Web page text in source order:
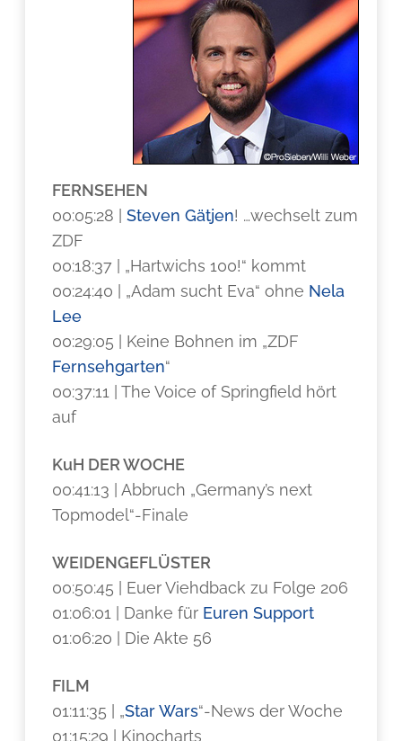
FERNSEHEN
00:05:28 |Steven Gätjen! …wechselt zum
ZDF
00:18:37 | „Hartwichs 100!“ kommt
00:24:40 | „Adam sucht Eva“ ohne Nela
Lee
00:29:05 | Keine Bohnen im „ZDF
Fernsehgarten“
00:37:11 | The Voice of Springfield hört
auf
KuH DER WOCHE
00:41:13 | Abbruch „Germany’s next
Topmodel“-Finale
WEIDENGEFLÜSTER
00:50:45 | Euer Viehdback zu Folge 206
01:06:01 | Danke für Euren Support
01:06:20 | Die Akte 56
FILM
01:11:35 | „Star Wars“-News der Woche
01:15:29 | Kinocharts